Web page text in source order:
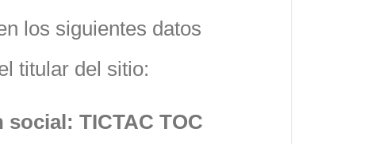
los siguientes datos
titular del sitio:
TICTAC TOC